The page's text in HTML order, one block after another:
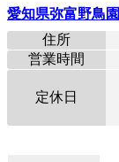
愛知県弥富野鳥園
住所
営業時間
定休日